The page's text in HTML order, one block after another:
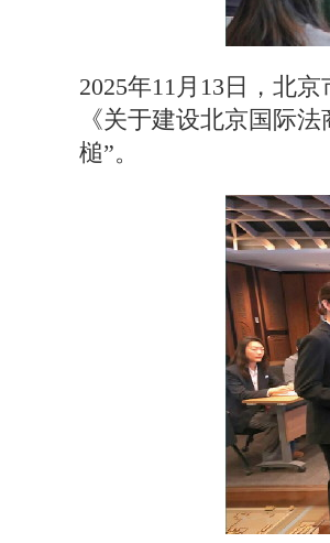
2025年11月13日，北
《关于建设北京国际
槌”。